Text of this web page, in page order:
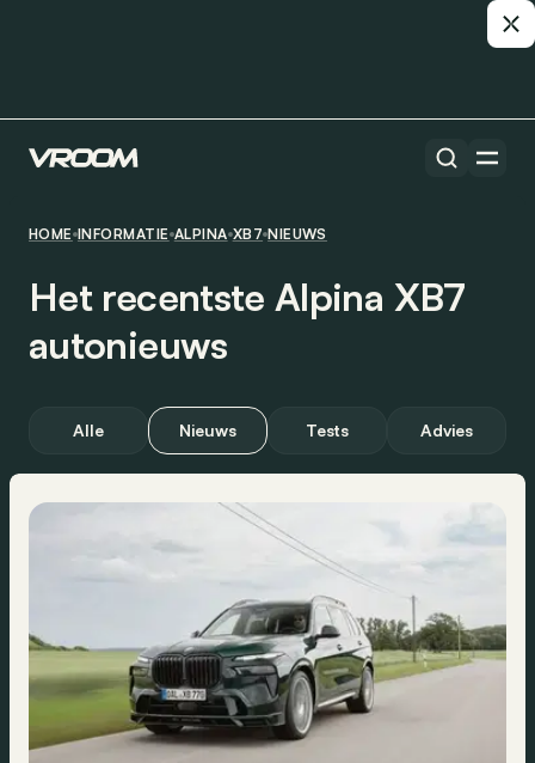
HOME INFORMATIE ALPINA XB7 NIEUWS
Het recentste Alpina XB7
autonieuws
Alle Nieuws Tests Advies